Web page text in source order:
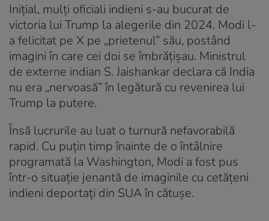
Inițial, mulți oficiali indieni s-au bucurat de
victoria lui Trump la alegerile din 2024. Modi l-
a felicitat pe X pe „prietenul” său, postând
imagini în care cei doi se îmbrățișau. Ministrul
de externe indian S. Jaishankar declara că India
nu era „nervoasă” în legătură cu revenirea lui
Trump la putere.
Însă lucrurile au luat o turnură nefavorabilă
rapid. Cu puțin timp înainte de o întâlnire
programată la Washington, Modi a fost pus
într-o situație jenantă de imaginile cu cetățeni
indieni deportați din SUA în cătușe.